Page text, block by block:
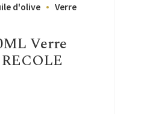
d'olive Verre
Verre